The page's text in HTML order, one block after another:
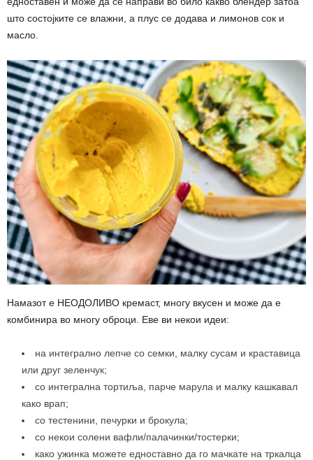
што состојките се влажни, а плус се додава и лимонов сок и
масло.
Намазот е НЕОДОЛИВО кремаст, многу вкусен и може да е
комбинира во многу оброци. Еве ви некои идеи:
на интегрално лепче со семки, малку сусам и краставица
или друг зеленчук;
со интегрална тортиља, парче марула и малку кашкавал
како врап;
со тестенини, печурки и брокула;
со некои солени вафли/палачинки/тостерки;
како ужинка можете едноставно да го мачкате на тркалца